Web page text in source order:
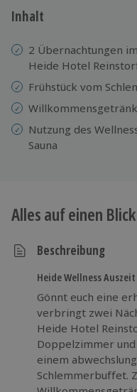
3 Jahre gültig &
Inhalt
2 Übernachtungen
Heide Hotel
Frühstück vom
Nutzung des
Sauna
Alles auf einen Blick
Beschreibung
Heide Wellness
Gönnt euch eine
verbringt zwei
Heide Hotel
Doppelzimmer
einem
Schlemmerbuffet.